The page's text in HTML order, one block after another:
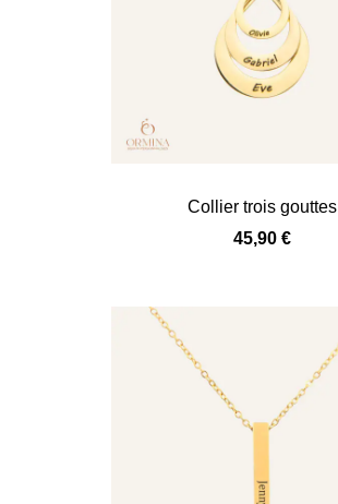
Collier trois gouttes
45,90€